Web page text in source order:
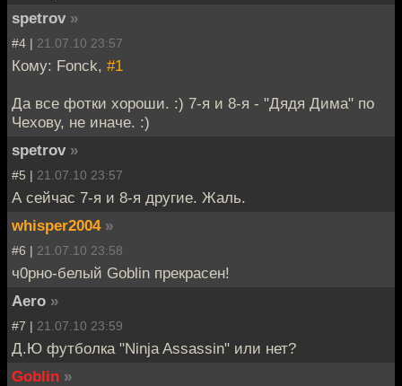
spetrov »
#4 | 21.07.10 23:57
Кому: Fonck, #1
Да все фотки хороши. :) 7-я и 8-я - "Дядя Дима" по
Чехову, не иначе. :)
spetrov »
#5 | 21.07.10 23:57
А сейчас 7-я и 8-я другие. Жаль.
whisper2004 »
#6 | 21.07.10 23:58
ч0рно-белый Goblin прекрасен!
Aero »
#7 | 21.07.10 23:59
Д.Ю футболка "Ninja Assassin" или нет?
Goblin »